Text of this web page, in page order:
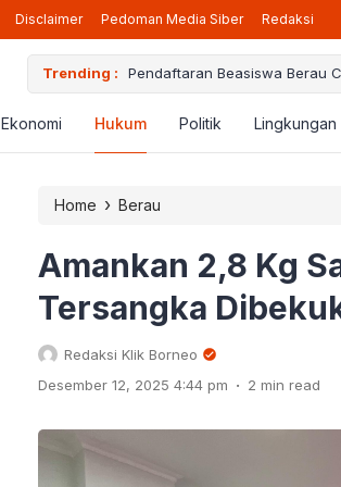
Disclaimer Pedoman Media Siber Redaksi
Trending : Pendaftaran Beasiswa Berau
Ekonomi Hukum Politik Lingkungan
Home › Berau
Amankan 2,8 Kg
Tersangka
Redaksi Klik Borneo
Desember 12, 2025 4:44 pm . 2 min read